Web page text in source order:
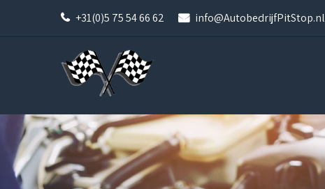
+31(0)5 75 54 66 62 info@AutobedrijfPitStop.nl